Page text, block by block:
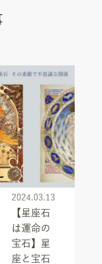
2024.03.13
【星座石
は運命の
宝石】星
座と宝石